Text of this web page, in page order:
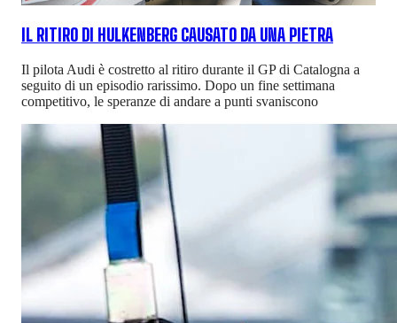
IL RITIRO DI HULKENBERG CAUSATO DA UNA PIETRA
Il pilota Audi è costretto al ritiro durante il GP di Catalogna a
seguito di un episodio rarissimo. Dopo un fine settimana
competitivo, le speranze di andare a punti svaniscono